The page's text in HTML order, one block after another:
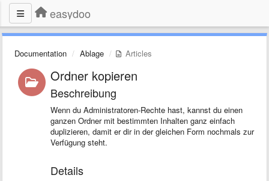
easydoo
Documentation Ablage Articles
Ordner kopieren
Beschreibung
Wenn du Administratoren-Rechte hast, kannst du einen
ganzen Ordner mit bestimmten Inhalten ganz einfach
duplizieren, damit er dir in der gleichen Form nochmals zur
Verfügung steht.
Details